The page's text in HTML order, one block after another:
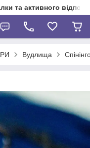
та активного
Вудлища